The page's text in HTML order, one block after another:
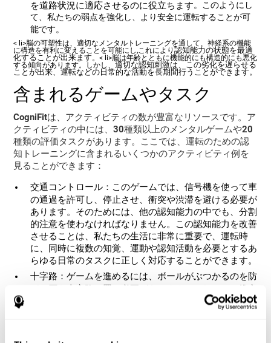
を道路状況に適応させるのに役立ちます。このようにし
て、私たちの弱点を強化し、より安全に運転することが可
能です。
< li>脳の可塑性は、適切なメンタルトレーニングを通して、神経系の機能
に構造を有利に変えることを可能にし,これにより認知能力の状態を最適
化することが出来ます 。< li>脳は年齢とともに機能的にも構造的にも悪化
する傾向があります。しかし、適切な認知刺激は、この劣化を遅らせる
ことが出来、運転などの日常的な活動を長期間行うことができます。
含まれるゲームやタスク
CogniFitは、アクティビティの数が豊富なリソースです。ア
クティビティの中には、30種類以上のメンタルゲームや20
種類の評価タスクがあります。ここでは、運転のための認
知トレーニングに含まれるいくつかのアクティビティ例を
見ることができます：
交通コントロール ：このゲームでは、信号機を使って車
の通過を許可し、停止させ、衝突や渋滞を避ける必要が
あります。そのためには、他の認知能力の中でも、分割
的注意を使わなければなりません。この認知能力を改善
させることは、私たちの生活に非常に重要で、運転時
に、同時に複数の知覚、運動や認知活動を必要とするあ
らゆる日常のタスクに正しく対応することができます。
十字路 ：ゲームを進めるには、ボールがぶつかるのを防
ぎ、石を十字路に置く必要があります。これには、推定
などの様々な認知能力が必要です。私達は信号で停止す
るためにいつブレーキをかけなければいけないかを知る